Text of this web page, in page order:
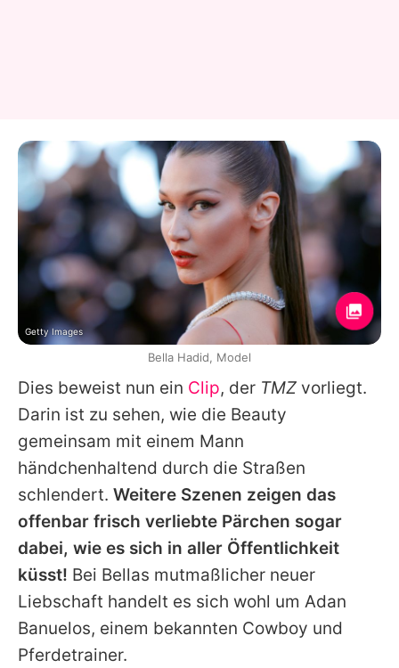
Dies beweist nun ein Clip, der TMZ vorliegt.
Darin ist zu sehen, wie die Beauty
gemeinsam mit einem Mann
händchenhaltend durch die Straßen
schlendert. Weitere Szenen zeigen das
offenbar frisch verliebte Pärchen sogar
dabei, wie es sich in aller Öffentlichkeit
küsst! Bei Bellas mutmaßlicher neuer
Liebschaft handelt es sich wohl um Adan
Banuelos, einem bekannten Cowboy und
Pferdetrainer.
Getty Images
Bella Hadid, Model